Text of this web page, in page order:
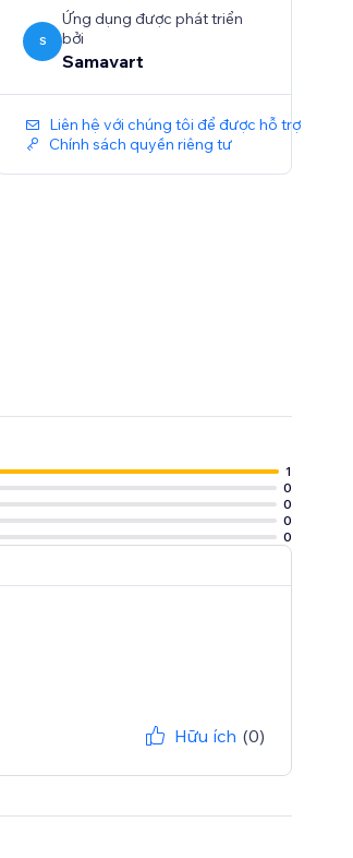
S
Ứng dụng được phát triển
bởi
Samavart
Liên hệ với chúng tôi để được hỗ trợ
Chính sách quyền riêng tư
1
0
0
0
0
Hữu ích (0)